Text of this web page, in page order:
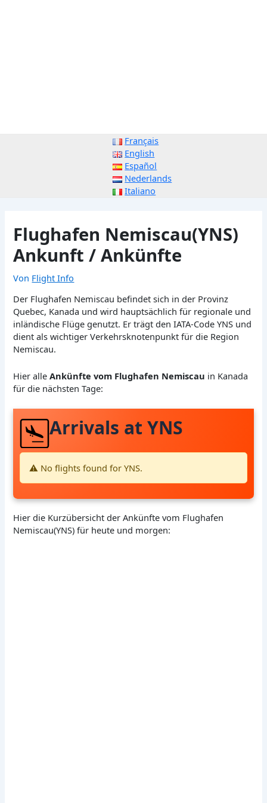
Français
English
Español
Nederlands
Italiano
Flughafen Nemiscau(YNS)
Ankunft / Ankünfte
Von Flight Info
Der Flughafen Nemiscau befindet sich in der Provinz
Quebec, Kanada und wird hauptsächlich für regionale und
inländische Flüge genutzt. Er trägt den IATA-Code YNS und
dient als wichtiger Verkehrsknotenpunkt für die Region
Nemiscau.
Hier alleAnkünfte vom Flughafen Nemiscau in Kanada
für die nächsten Tage:
Arrivals at YNS
⚠️ No flights found for YNS.
Hier die Kurzübersicht der Ankünfte vom Flughafen
Nemiscau(YNS) für heute und morgen: